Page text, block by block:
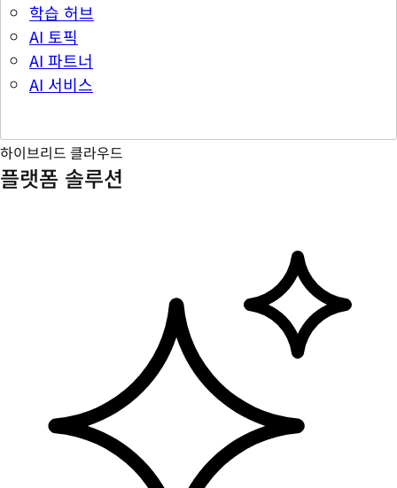
학습 허브
AI 토픽
AI 파트너
AI 서비스
하이브리드 클라우드
플랫폼 솔루션